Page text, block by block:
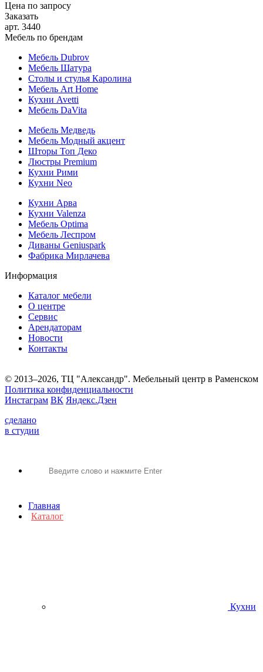
Цена по запросу
Заказать
арт. 3440
Мебель по брендам
Мебель Dubrov
Мебель Шатура
Столы и стулья Каролина
Мебель Art Home
Кухни Avetti
Мебель DaVita
Мебель Медведь
Мебель Модный акцент
Шторы Топ Деко
Люстры Premium
Кухни Рими
Кухни Neo
Кухни Арва
Кухни Valenza
Мебель Optima
Мебель Леспром
Диваны Geniuspark
Фабрика Мирлачева
Информация
Каталог мебели
О центре
Сервис
Арендаторам
Новости
Контакты
© 2013–2026, ТЦ "Александр". Мебельный центр в Раменском
Политика конфиденциальности
Инстаграм ВК Яндекс.Дзен
сделано
в студии
Главная
Каталог
Кухни